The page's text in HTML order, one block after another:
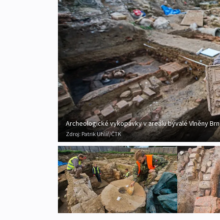
Archeologické vykopávky v areálu bývalé Vlněny
Zdroj: Patrik Uhlíř/ČTK